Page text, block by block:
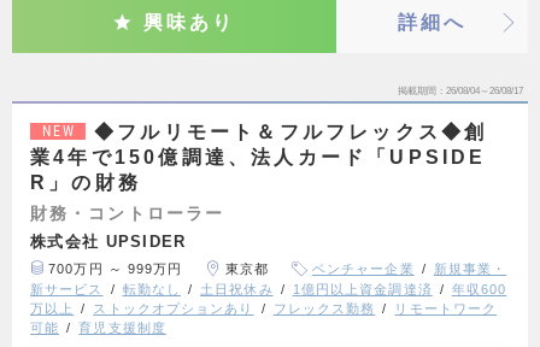
興味あり 詳細へ
掲載期間 26/08/04～26/08/17
NEW
◆フルリモート＆フルフレックス◆創
業4年で150億調達、法人カード「UPSIDE
R」の財務
財務・コントローラー
株式会社 UPSIDER
700万円 ～ 999万円 東京都 ベンチャー企業
新規事業・
新サービス
転勤なし 土日祝休み 1億円以上資金調達済
年収600
万以上
ストックオプションあり フレックス勤務
リモートワーク
可能
育児支援制度